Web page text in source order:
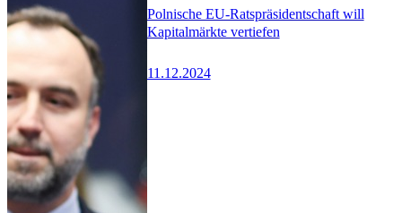
Polnische EU-Ratspräsidentschaft will
Kapitalmärkte vertiefen
11.12.2024